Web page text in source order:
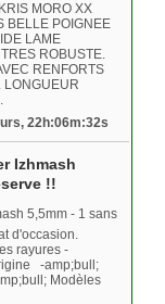
MORO XX
BELLE POIGNEE
LAME
ROBUSTE.
RENFORTS
LONGUEUR
22h:06m:32s
Izhmash
!!
5,5mm - 1 sans
d'occasion.
rayures -
-amp;bull;
Modèles